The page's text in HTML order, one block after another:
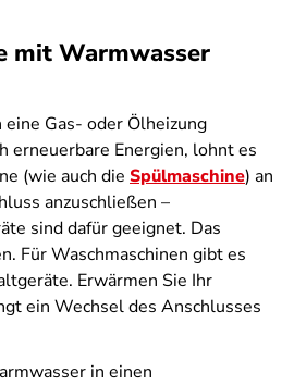
mit Warmwasser
Gas- oder Ölheizung
erneuerbare Energien, lohnt es
(wie auch die Spülmaschine) an
anzuschließen –
sind dafür geeignet. Das
Für Waschmaschinen gibt es
Erwärmen Sie Ihr
ein Wechsel des Anschlusses
in einen